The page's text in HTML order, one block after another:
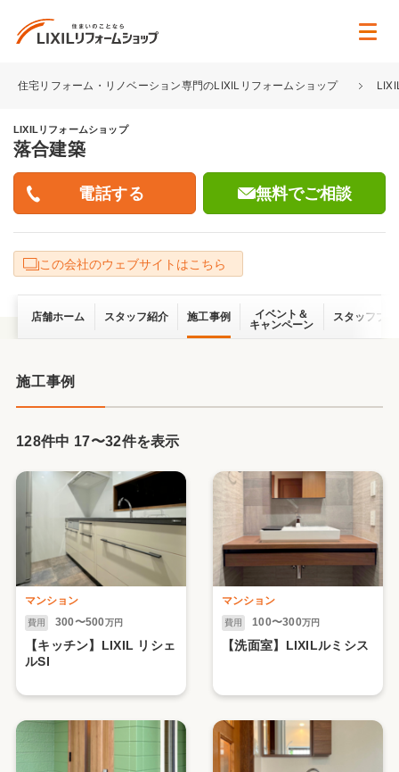
住宅リフォーム・リノベーション専門のLIXILリフォームショップ
LIXILリフォームショップ
落合建築
無料でご相談
この会社のウェブサイトはこちら
店舗ホーム スタッフ紹介 施工事例
イベント＆
キャンペーン
スタッフブ
施工事例
128件中 17〜32件を表示
マンション
費用 300〜500万円
【キッチン】LIXIL リシェ
ルSI
マンション
費用 100〜300万円
【洗面室】LIXILルミシス